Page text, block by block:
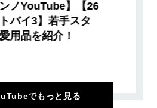
ンノYouTube】【26
バイ3】若手スタ
用品を紹介！
でもっと見る